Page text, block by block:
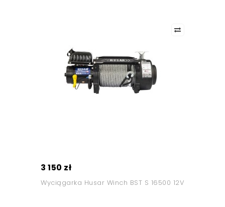
3 150 zł
Wyciągarka Husar Winch BST S 16500 12V